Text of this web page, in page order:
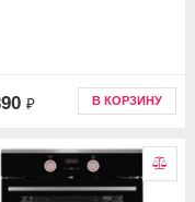
₽ В КОРЗИНУ